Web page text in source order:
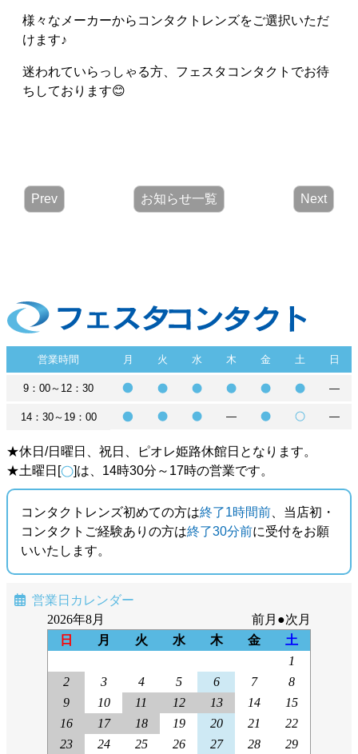
様々なメーカーからコンタクトレンズをご選択いただ
けます♪
迷われていらっしゃる方、フェスタコンタクトでお待
ちしております😊
Prev お知らせ一覧 Next
営業時間 月 火 水 木 金 土 日
9：00～12：30 ―
14：30～19：00 ― ―
★休日/日曜日、祝日、ピオレ姫路休館日となります。
★土曜日[
]は、14時30分～17時の営業です。
コンタクトレンズ初めての方は終了1時間前 、当店初・
コンタクトご経験ありの方は終了30分前に受付をお願
いいたします。
営業日カレンダー